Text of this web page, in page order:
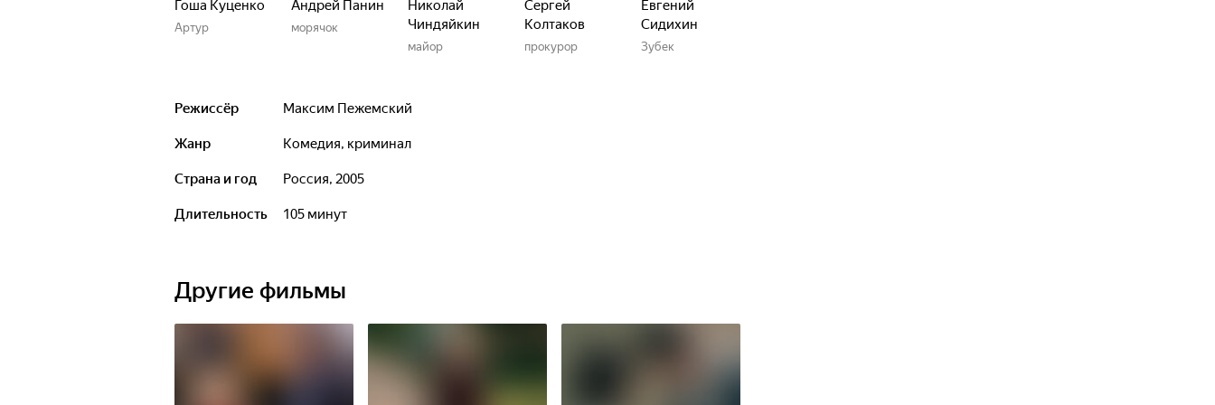
Гоша Куценко
Артур
Андрей Панин
морячок
Николай
Чиндяйкин
майор
Сергей
Колтаков
прокурор
Евгений
Сидихин
Зубек
Режиссёр Максим Пежемский
Жанр комедия, криминал
Страна и год Россия, 2005
Длительность 105 минут
Другие фильмы